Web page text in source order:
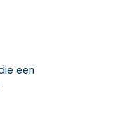
een